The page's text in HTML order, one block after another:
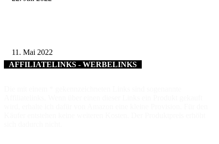
11. Mai 2022
AFFILIATELINKS - WERBELINKS